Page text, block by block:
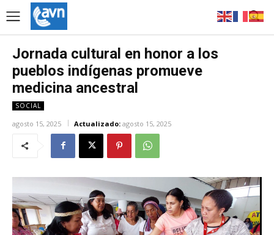
Jornada cultural en honor a los
pueblos indígenas promueve
medicina ancestral
SOCIAL
agosto 15, 2025 Actualizado: agosto 15, 2025